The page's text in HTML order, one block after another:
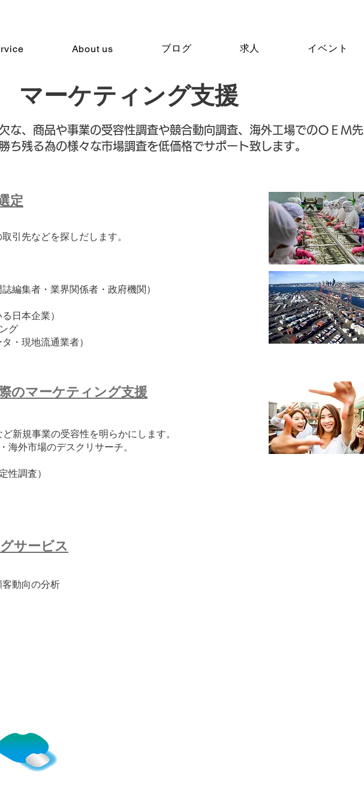
About us ブログ 求人 イベント
​マーケティング支援
な、商品や事業の受容性調査や競合動向調査、海外工場でのＯＥＭ先
ち残る為の様々な市場調査を低価格でサポート致します。
定
引先などを探しだします。
編集者・業界関係者・政府機関）
日本企業）
グ
・現地流通業者）
のマーケティング支援
新規事業の受容性を明らかにします。
海外市場のデスクリサーチ。
性調査）
サービス
動向の分析